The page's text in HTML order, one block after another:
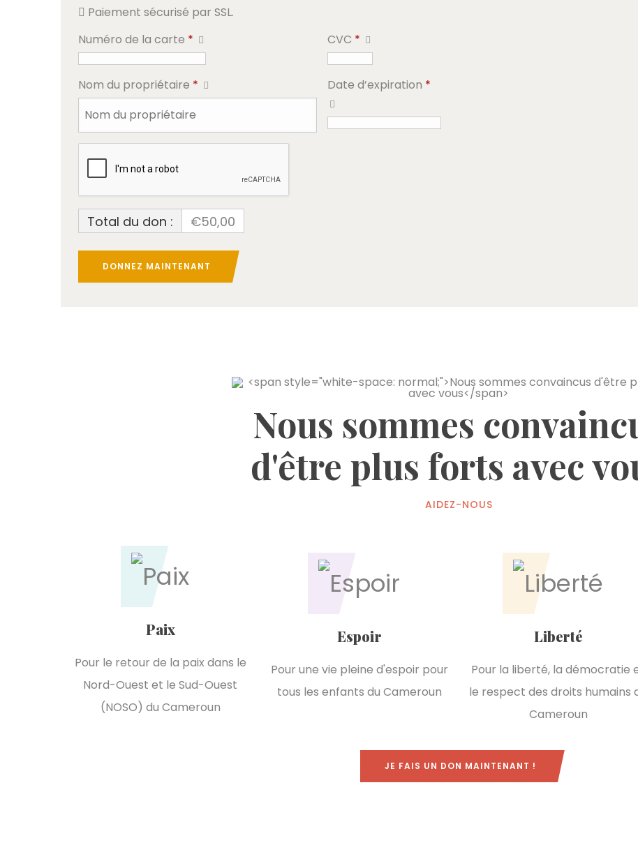
Paiement sécurisé par SSL.
Numéro de la carte * CVC *
Nom du propriétaire * Date d’expiration *
Total du don : €50,00
DONNEZ MAINTENANT
Nous sommes
d'être plus forts avec
AIDEZ-NOUS
Paix
Pour le retour de la paix dans le
Nord-Ouest et le Sud-Ouest
(NOSO) du Cameroun
Espoir
Pour une vie pleine d'espoir pour
tous les enfants du Cameroun
Liberté
Pour la liberté, la démocratie
le respect des droits humains
Cameroun
JE FAIS UN DON MAINTENANT !